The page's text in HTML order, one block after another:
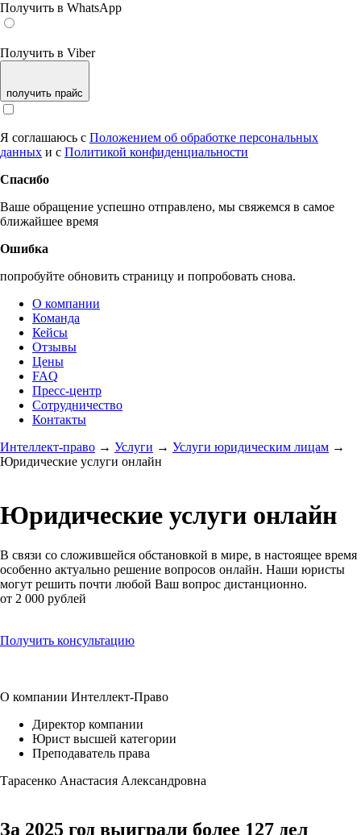
Получить в WhatsApp
Получить в Viber
получить прайс
Я соглашаюсь с Положением об обработке персональных
данных и с Политикой конфиденциальности
Спасибо
Ваше обращение успешно отправлено, мы свяжемся в самое
ближайшее время
Ошибка
попробуйте обновить страницу и попробовать снова.
О компании
Команда
Кейсы
Отзывы
Цены
FAQ
Пресс-центр
Сотрудничество
Контакты
Интеллект-право → Услуги → Услуги юридическим лицам →
Юридические услуги онлайн
Юридические услуги онлайн
В связи со сложившейся обстановкой в мире, в настоящее время
особенно актуально решение вопросов онлайн. Наши юристы
могут решить почти любой Ваш вопрос дистанционно.
от 2 000 рублей
Получить консультацию
О компании Интеллект-Право
Директор компании
Юрист высшей категории
Преподаватель права
Тарасенко Анастасия Александровна
За 2025 год выиграли более 127 дел